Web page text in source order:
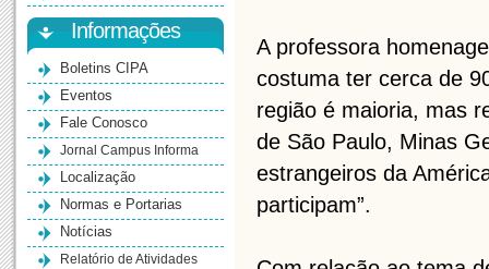
Informações
Boletins CIPA
Eventos
Fale Conosco
Jornal Campus Informa
Localização
Normas e Portarias
Notícias
Relatório de Atividades
A professora
costuma ter cerca de
região é maioria, mas
de São Paulo, Minas
estrangeiros da
participam”.